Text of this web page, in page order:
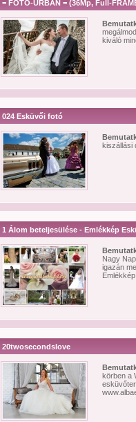
= FOTÓ-URBÁN = (36Mp, Full-
kiváló
024 Esküvői fotó
kiszállási
1 Álom beteljesülése - Emlékkép
Nagy
igazán
20twosecondslove
körben a